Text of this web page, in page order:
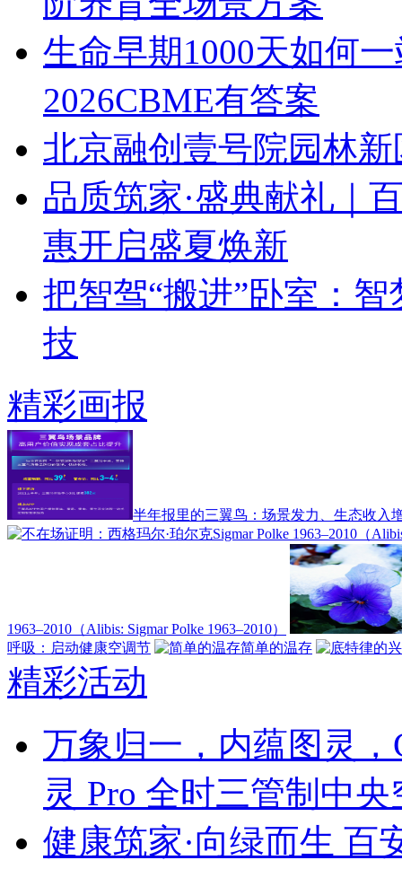
生命早期1000天如何
2026CBME有答案
北京融创壹号院园林
品质筑家·盛典献礼｜
惠开启盛夏焕新
把智驾“搬进”卧室：
技
精彩画报
半年报里的三翼鸟：场景发力、生态收入
1963–2010（Alibis: Sigmar Polke 1963–2010）
呼吸：启动健康空调节
简单的温存
精彩活动
万象归一，内蕴图灵
灵 Pro 全时三管制中央
健康筑家·向绿而生 百